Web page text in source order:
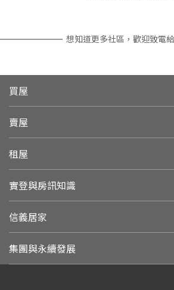
想知道更多社區，歡迎致電
買屋
賣屋
租屋
實登與房訊知識
信義居家
集團與永續發展